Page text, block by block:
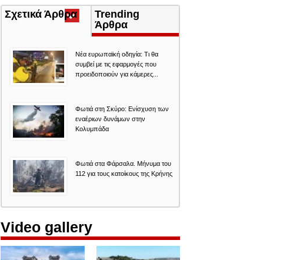
Σχετικά Άρθρα (ενεργή
καρτέλα)
Trending
Άρθρα
Νέα ευρωπαϊκή οδηγία: Τι θα
συμβεί με τις εφαρμογές που
προειδοποιούν για κάμερες...
Φωτιά στη Σκύρο: Ενίσχυση των
εναέριων δυνάμων στην
Κολυμπάδα
Φωτιά στα Φάρσαλα. Μήνυμα του
112 για τους κατοίκους της Κρήνης
Video gallery